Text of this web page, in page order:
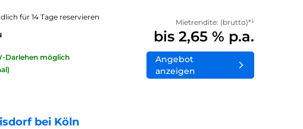
für 14 Tage reservieren
Darlehen möglich
Mietrendite: (brutto)*¹
bis 2,65 % p.a.
Angebot
anzeigen
bei Köln